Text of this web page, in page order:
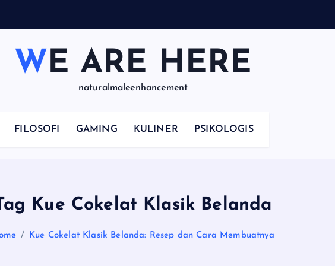
WE ARE HERE
naturalmaleenhancement
FILOSOFI GAMING KULINER PSIKOLOGIS
Kue Cokelat Klasik Belanda
Kue Cokelat Klasik Belanda: Resep dan Cara Membuatnya